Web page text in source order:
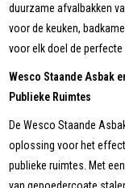
duurzame afvalbakken
voor de keuken,
voor elk doel de perfecte
Wesco Staande Asbak
Publieke Ruimtes
De Wesco Staande
oplossing voor het
publieke ruimtes. Met